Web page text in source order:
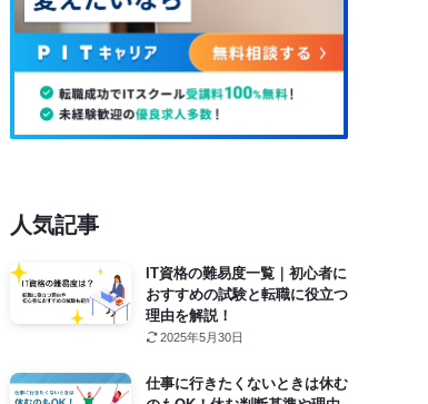
人気記事
IT資格の難易度一覧｜初心者に
おすすめの試験と転職に役立つ
理由を解説！
2025年5月30日
仕事に行きたくないときは休む